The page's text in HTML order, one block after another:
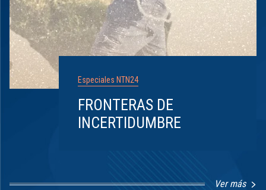
Especiales NTN24
FRONTERAS DE
INCERTIDUMBRE
Ver más